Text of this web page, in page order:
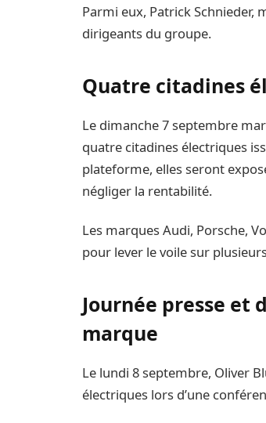
Parmi eux, Patrick Schnieder,
dirigeants du groupe.
Quatre citadines
Le dimanche 7 septembre
quatre citadines électriques
plateforme, elles seront
négliger la rentabilité.
Les marques Audi, Porsche,
pour lever le voile sur
Journée presse
marque
Le lundi 8 septembre, Oliver
électriques lors d’une